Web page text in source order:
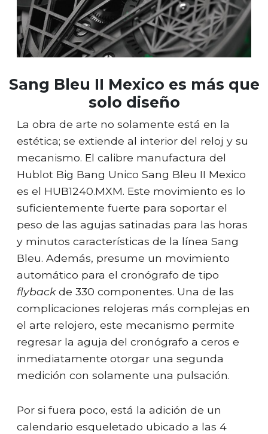
Sang Bleu II Mexico es más que
solo diseño
La obra de arte no solamente está en la
estética; se extiende al interior del reloj y su
mecanismo. El calibre manufactura del
Hublot Big Bang Unico Sang Bleu II Mexico
es el HUB1240.MXM. Este movimiento es lo
suficientemente fuerte para soportar el
peso de las agujas satinadas para las horas
y minutos características de la línea Sang
Bleu. Además, presume un movimiento
automático para el cronógrafo de tipo
flybackde 330 componentes. Una de las
complicaciones relojeras más complejas en
el arte relojero, este mecanismo permite
regresar la aguja del cronógrafo a ceros e
inmediatamente otorgar una segunda
medición con solamente una pulsación.
Por si fuera poco, está la adición de un
calendario esqueletado ubicado a las 4